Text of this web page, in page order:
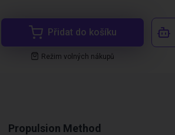
Přidat do košíku
Režim volných nákupů
Propulsion Method